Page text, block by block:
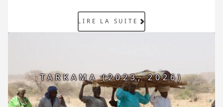
LIRE LA SUITE
TARKAMA (2023, 2026)